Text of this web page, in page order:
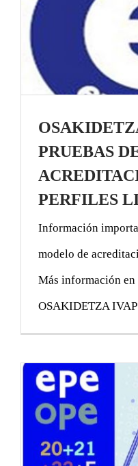
PRUEBAS
PERFILES
Información
modelo de
Más información
OSAKIDETZA IVAP